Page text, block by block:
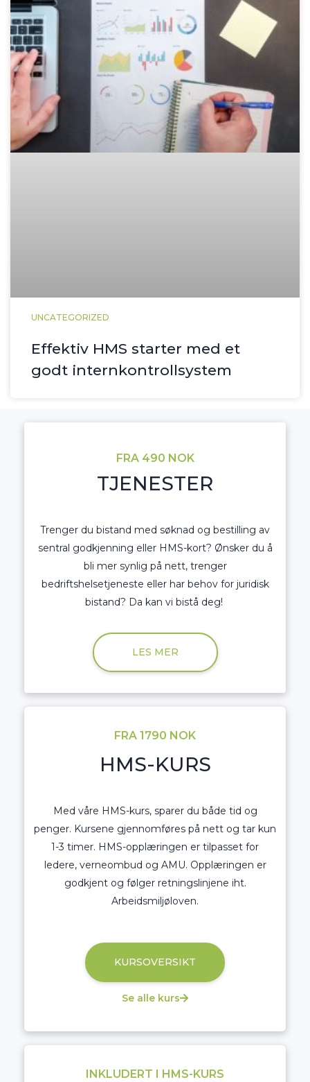
UNCATEGORIZED
Effektiv HMS starter med et
godt internkontrollsystem
FRA 490 NOK
TJENESTER
Trenger du bistand med søknad og bestilling av
sentral godkjenning eller HMS-kort? Ønsker du å
bli mer synlig på nett, trenger
bedriftshelsetjeneste eller har behov for juridisk
bistand? Da kan vi bistå deg!
LES MER
FRA 1790 NOK
HMS-KURS
Med våre HMS-kurs, sparer du både tid og
penger. Kursene gjennomføres på nett og tar kun
1-3 timer. HMS-opplæringen er tilpasset for
ledere, verneombud og AMU. Opplæringen er
godkjent og følger retningslinjene iht.
Arbeidsmiljøloven.
KURSOVERSIKT
Se alle kurs
INKLUDERT I HMS-KURS